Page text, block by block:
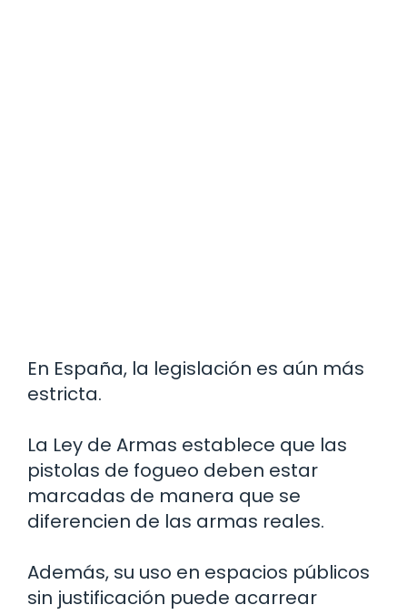
En España, la legislación es aún más
estricta.
La Ley de Armas establece que las
pistolas de fogueo deben estar
marcadas de manera que se
diferencien de las armas reales.
Además, su uso en espacios públicos
sin justificación puede acarrear